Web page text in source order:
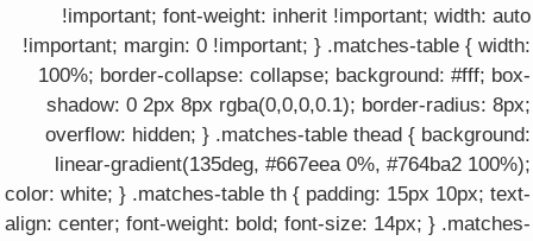
!important; font-weight: inherit !important; width: auto
!important; margin: 0 !important; } .matches-table { width:
100%; border-collapse: collapse; background: #fff; box-
shadow: 0 2px 8px rgba(0,0,0,0.1); border-radius: 8px;
overflow: hidden; } .matches-table thead { background:
linear-gradient(135deg, #667eea 0%, #764ba2 100%);
color: white; } .matches-table th { padding: 15px 10px; text-
align: center; font-weight: bold; font-size: 14px; } .matches-